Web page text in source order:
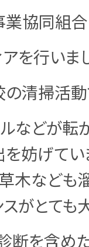
業協同組
を行いま
清掃活動
などが転
妨げてい
木なども
がとても
を含め